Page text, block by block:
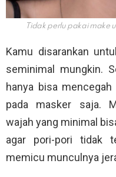
Tidak perlu pakai make
Kamu disarankan
seminimal mungkin.
hanya bisa mencegah
pada masker saja.
wajah yang minimal
agar pori-pori tidak
memicu munculnya